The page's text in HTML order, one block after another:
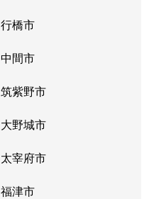
行橋市
中間市
筑紫野市
大野城市
太宰府市
福津市